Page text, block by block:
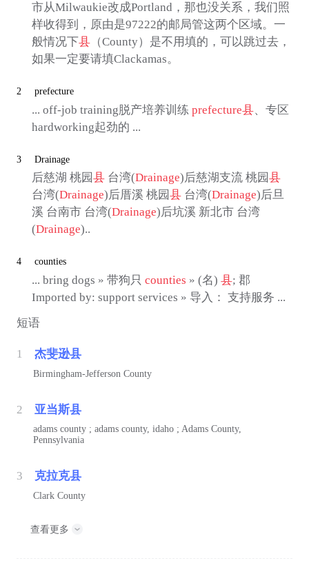
市从Milwaukie改成Portland，那也没关系，我们照
样收得到，原由是97222的邮局管这两个区域。一
般情况下县（County）是不用填的，可以跳过去，
如果一定要请填Clackamas。
2 prefecture
... off-job training脱产培养训练 prefecture县、专区
hardworking起劲的 ...
3 Drainage
后慈湖 桃园 县台湾(Drainage)后慈湖支流 桃园 县
台湾(Drainage)后厝溪 桃园 县台湾(Drainage)后旦
溪 台南市 台湾(Drainage)后坑溪 新北市 台湾
(Drainage)..
4 counties
... bring dogs » 带狗只 counties » (名) 县; 郡
Imported by: support services » 导入： 支持服务 ...
短语
1 杰斐逊县
Birmingham-Jefferson County
2 亚当斯县
adams county ; adams county, idaho ; Adams County,
Pennsylvania
3 克拉克县
Clark County
查看更多